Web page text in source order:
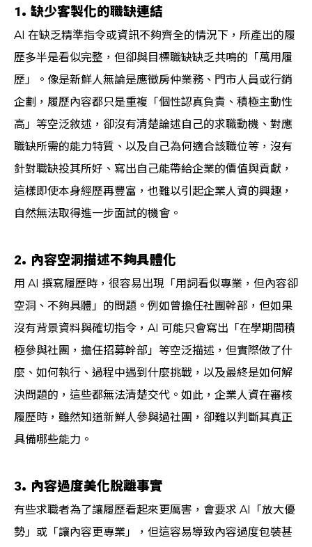
1. 缺少客製化的職缺連結
AI 在缺乏精準指令或資訊不夠齊全的情況下，所產出的履
歷多半是看似完整，但卻與目標職缺缺乏共鳴的「萬用履
歷」。像是新鮮人無論是應徵房仲業務、門市人員或行銷
企劃，履歷內容都只是重複「個性認真負責、積極主動性
高」等空泛敘述，卻沒有清楚論述自己的求職動機、對應
職缺所需的能力特質、以及自己為何適合該職位等，沒有
針對職缺投其所好、寫出自己能帶給企業的價值與貢獻，
這樣即使本身經歷再豐富，也難以引起企業人資的興趣，
自然無法取得進一步面試的機會。
2. 內容空洞描述不夠具體化
用 AI 撰寫履歷時，很容易出現「用詞看似專業，但內容卻
空洞、不夠具體」的問題。例如曾擔任社團幹部，但如果
沒有背景資料與確切指令，AI 可能只會寫出「在學期間積
極參與社團，擔任招募幹部」等空泛描述，但實際做了什
麼、如何執行、過程中遇到什麼挑戰，以及最終是如何解
決問題的，這些都無法清楚交代。如此，企業人資在審核
履歷時，雖然知道新鮮人參與過社團，卻難以判斷其真正
具備哪些能力。
3. 內容過度美化脫離事實
有些求職者為了讓履歷看起來更厲害，會要求 AI「放大優
勢」或「讓內容更專業」，但這容易導致內容過度包裝甚